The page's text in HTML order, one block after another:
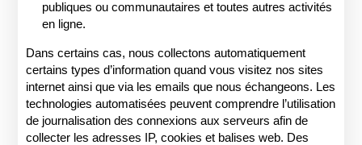
publiques ou communautaires et toutes autres activités
en ligne.
Dans certains cas, nous collectons automatiquement
certains types d’information quand vous visitez nos sites
internet ainsi que via les emails que nous échangeons. Les
technologies automatisées peuvent comprendre l’utilisation
de journalisation des connexions aux serveurs afin de
collecter les adresses IP, cookies et balises web. Des